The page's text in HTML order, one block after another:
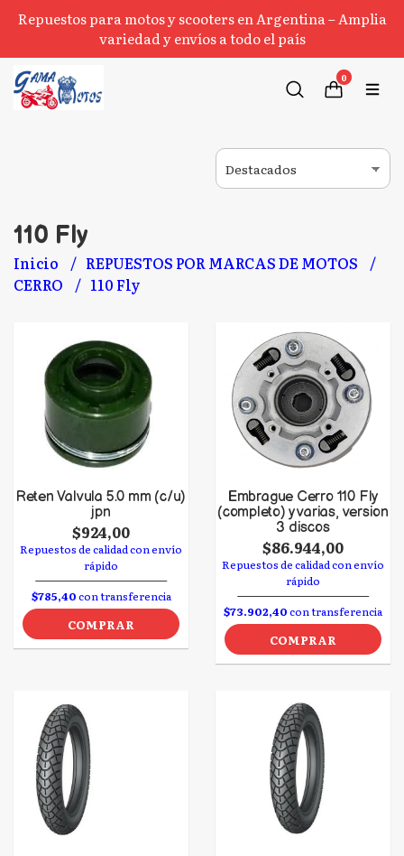
Repuestos para motos y scooters en Argentina – Amplia
variedad y envíos a todo el país
0
110 Fly
Inicio
REPUESTOS POR MARCAS DE MOTOS
CERRO
110 Fly
Reten Valvula 5.0 mm (c/u)
jpn
$924,00
Repuestos de calidad con envío
rápido
$785,40con transferencia
COMPRAR
Embrague Cerro 110 Fly
(completo) y varias, version
3 discos
$86.944,00
Repuestos de calidad con envío
rápido
$73.902,40con transferencia
COMPRAR